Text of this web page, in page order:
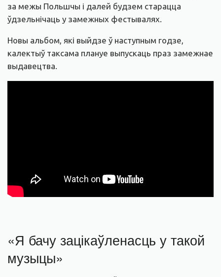
за межы Польшчы і далей будзем старацца
ўдзельнічаць у замежных фестывалях.
Новы альбом, які выйдзе ў наступным годзе,
калектыў таксама плануе выпускаць праз замежнае
выдавецтва.
«Я бачу зацікаўленасць у такой
музыцы»